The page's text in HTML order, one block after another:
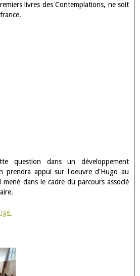
livres des Contemplations, ne soit
question dans un développement
prendra appui sur l'oeuvre d'Hugo au
dans le cadre du parcours associé